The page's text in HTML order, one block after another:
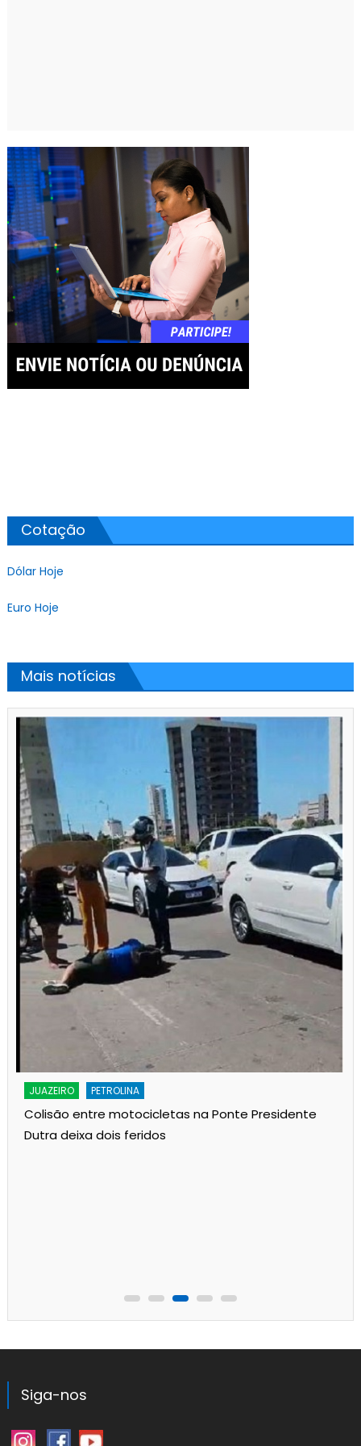
Cotação
Dólar Hoje
Euro Hoje
Mais notícias
JUAZEIRO PETROLINA
Colisão entre motocicletas na Ponte Presidente
Dutra deixa dois feridos
Siga-nos